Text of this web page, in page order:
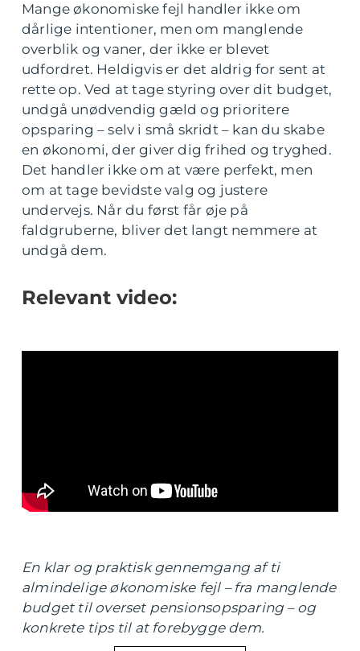
Mange økonomiske fejl handler ikke om
dårlige intentioner, men om manglende
overblik og vaner, der ikke er blevet
udfordret. Heldigvis er det aldrig for sent at
rette op. Ved at tage styring over dit budget,
undgå unødvendig gæld og prioritere
opsparing – selv i små skridt – kan du skabe
en økonomi, der giver dig frihed og tryghed.
Det handler ikke om at være perfekt, men
om at tage bevidste valg og justere
undervejs. Når du først får øje på
faldgruberne, bliver det langt nemmere at
undgå dem.
Relevant video:
En klar og praktisk gennemgang af ti
almindelige økonomiske fejl – fra manglende
budget til overset pensionsopsparing – og
konkrete tips til at forebygge dem.